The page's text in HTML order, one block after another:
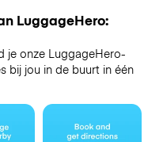
LuggageHero:
je onze LuggageHero-
bij jou in de buurt in één